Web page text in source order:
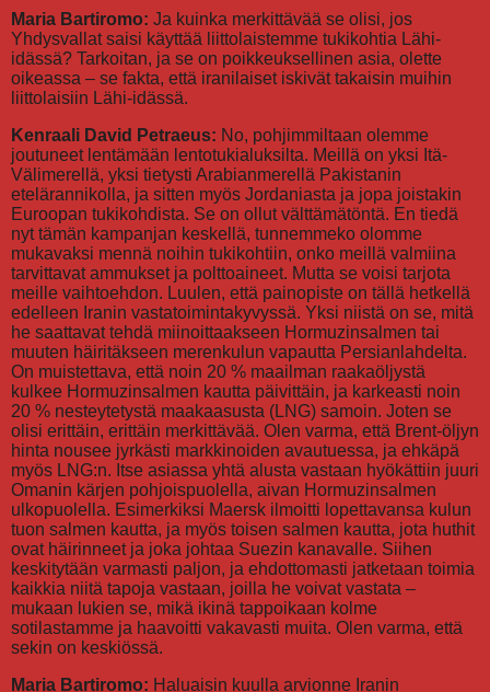
Maria Bartiromo: Ja kuinka merkittävää se olisi, jos
Yhdysvallat saisi käyttää liittolaistemme tukikohtia Lähi-
idässä? Tarkoitan, ja se on poikkeuksellinen asia, olette
oikeassa – se fakta, että iranilaiset iskivät takaisin muihin
liittolaisiin Lähi-idässä.
Kenraali David Petraeus: No, pohjimmiltaan olemme
joutuneet lentämään lentotukialuksilta. Meillä on yksi Itä-
Välimerellä, yksi tietysti Arabianmerellä Pakistanin
etelärannikolla, ja sitten myös Jordaniasta ja jopa joistakin
Euroopan tukikohdista. Se on ollut välttämätöntä. En tiedä
nyt tämän kampanjan keskellä, tunnemmeko olomme
mukavaksi mennä noihin tukikohtiin, onko meillä valmiina
tarvittavat ammukset ja polttoaineet. Mutta se voisi tarjota
meille vaihtoehdon. Luulen, että painopiste on tällä hetkellä
edelleen Iranin vastatoimintakyvyssä. Yksi niistä on se, mitä
he saattavat tehdä miinoittaakseen Hormuzinsalmen tai
muuten häiritäkseen merenkulun vapautta Persianlahdelta.
On muistettava, että noin 20 % maailman raakaöljystä
kulkee Hormuzinsalmen kautta päivittäin, ja karkeasti noin
20 % nesteytetystä maakaasusta (LNG) samoin. Joten se
olisi erittäin, erittäin merkittävää. Olen varma, että Brent-öljyn
hinta nousee jyrkästi markkinoiden avautuessa, ja ehkäpä
myös LNG:n. Itse asiassa yhtä alusta vastaan hyökättiin juuri
Omanin kärjen pohjoispuolella, aivan Hormuzinsalmen
ulkopuolella. Esimerkiksi Maersk ilmoitti lopettavansa kulun
tuon salmen kautta, ja myös toisen salmen kautta, jota huthit
ovat häirinneet ja joka johtaa Suezin kanavalle. Siihen
keskitytään varmasti paljon, ja ehdottomasti jatketaan toimia
kaikkia niitä tapoja vastaan, joilla he voivat vastata –
mukaan lukien se, mikä ikinä tappoikaan kolme
sotilastamme ja haavoitti vakavasti muita. Olen varma, että
sekin on keskiössä.
Maria Bartiromo: Haluaisin kuulla arvionne Iranin